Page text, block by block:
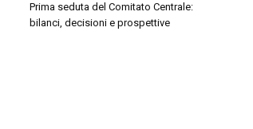
Prima seduta del Comitato Centrale:
bilanci, decisioni e prospettive